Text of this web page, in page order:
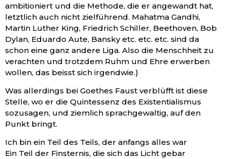
ambitioniert und die Methode, die er angewandt hat,
letztlich auch nicht zielführend. Mahatma Gandhi,
Martin Luther King, Friedrich Schiller, Beethoven, Bob
Dylan, Eduardo Aute, Bansky etc. etc. etc. sind da
schon eine ganz andere Liga. Also die Menschheit zu
verachten und trotzdem Ruhm und Ehre erwerben
wollen, das beisst sich irgendwie.)
Was allerdings bei Goethes Faust verblüfft ist diese
Stelle, wo er die Quintessenz des Existentialismus
sozusagen, und ziemlich sprachgewaltig, auf den
Punkt bringt.
Ich bin ein Teil des Teils, der anfangs alles war
Ein Teil der Finsternis, die sich das Licht gebar